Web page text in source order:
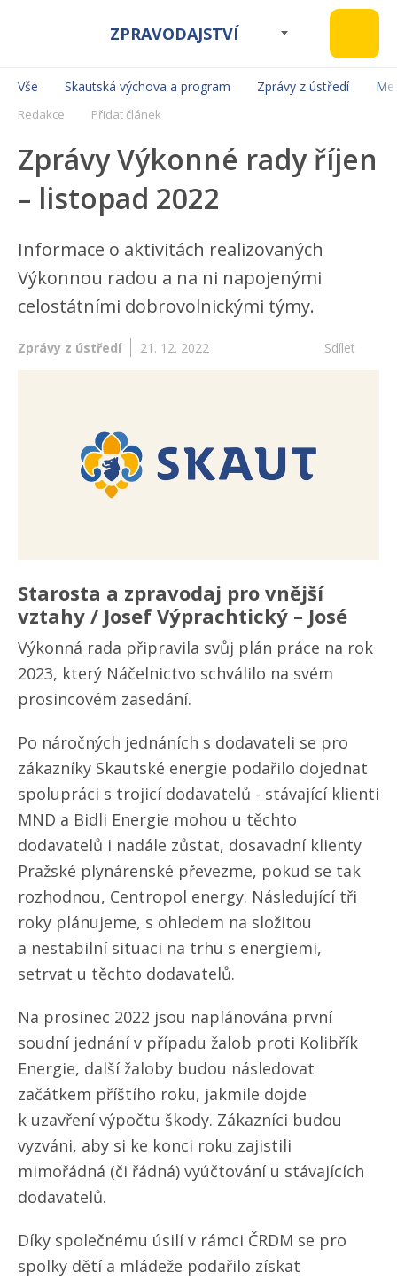
ZPRAVODAJSTVÍ
Vše Skautská výchova a program Zprávy z ústředí
Redakce Přidat článek
Zprávy Výkonné rady říjen
– listopad 2022
Informace o aktivitách realizovaných
Výkonnou radou a na ni napojenými
celostátními dobrovolnickými týmy.
Zprávy z ústředí 21. 12. 2022 Sdílet
Starosta a zpravodaj pro vnější
vztahy / Josef Výprachtický – José
Výkonná rada připravila svůj plán práce na rok
2023, který Náčelnictvo schválilo na svém
prosincovém zasedání.
Po náročných jednáních s dodavateli se pro
zákazníky Skautské energie podařilo dojednat
spolupráci s trojicí dodavatelů - stávající klienti
MND a Bidli Energie mohou u těchto
dodavatelů i nadále zůstat, dosavadní klienty
Pražské plynárenské převezme, pokud se tak
rozhodnou, Centropol energy. Následující tři
roky plánujeme, s ohledem na složitou
a nestabilní situaci na trhu s energiemi,
setrvat u těchto dodavatelů.
Na prosinec 2022 jsou naplánována první
soudní jednání v případu žalob proti Kolibřík
Energie, další žaloby budou následovat
začátkem příštího roku, jakmile dojde
k uzavření výpočtu škody. Zákazníci budou
vyzváni, aby si ke konci roku zajistili
mimořádná (či řádná) vyúčtování u stávajících
dodavatelů.
Díky společnému úsilí v rámci ČRDM se pro
spolky dětí a mládeže podařilo získat